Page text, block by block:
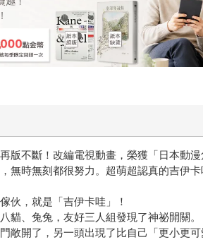
版不斷！改編電視動畫，榮獲「日本動漫
無時無刻都很努力。超萌超認真的吉伊
伙，就是「吉伊卡哇」！
貓、兔兔，友好三人組發現了神祕開關。
敞開了，另一頭出現了比自己「更小更可